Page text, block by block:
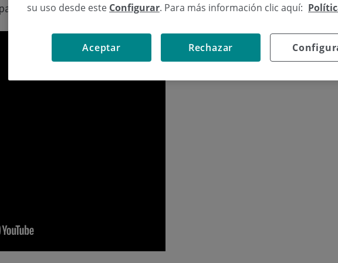
el vértigo y la sordera en el Aula de Salud de Policlínica Gipuzkoa
su uso desde este Configurar. Para más información clic aquí:
Rechazar
Aceptar